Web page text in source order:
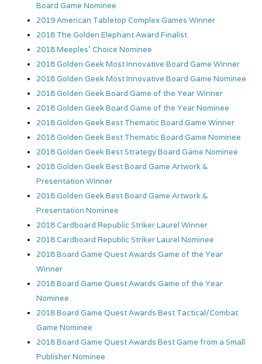
Board Game Nominee
2019 American Tabletop Complex Games Winner
2018 The Golden Elephant Award Finalist
2018 Meeples’ Choice Nominee
2018 Golden Geek Most Innovative Board Game Winner
2018 Golden Geek Most Innovative Board Game Nominee
2018 Golden Geek Board Game of the Year Winner
2018 Golden Geek Board Game of the Year Nominee
2018 Golden Geek Best Thematic Board Game Winner
2018 Golden Geek Best Thematic Board Game Nominee
2018 Golden Geek Best Strategy Board Game Nominee
2018 Golden Geek Best Board Game Artwork &
Presentation Winner
2018 Golden Geek Best Board Game Artwork &
Presentation Nominee
2018 Cardboard Republic Striker Laurel Winner
2018 Cardboard Republic Striker Laurel Nominee
2018 Board Game Quest Awards Game of the Year
Winner
2018 Board Game Quest Awards Game of the Year
Nominee
2018 Board Game Quest Awards Best Tactical/Combat
Game Nominee
2018 Board Game Quest Awards Best Game from a Small
Publisher Nominee